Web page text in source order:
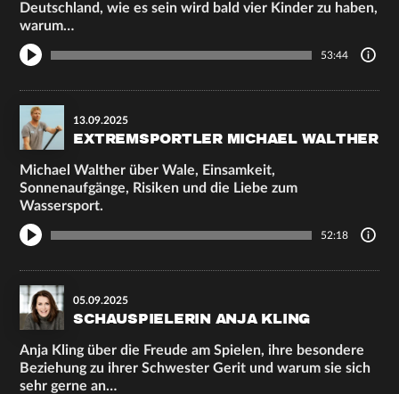
Deutschland, wie es sein wird bald vier Kinder zu haben,
warum…
53:44
13.09.2025
EXTREMSPORTLER MICHAEL WALTHER
Michael Walther über Wale, Einsamkeit,
Sonnenaufgänge, Risiken und die Liebe zum
Wassersport.
52:18
05.09.2025
SCHAUSPIELERIN ANJA KLING
Anja Kling über die Freude am Spielen, ihre besondere
Beziehung zu ihrer Schwester Gerit und warum sie sich
sehr gerne an…